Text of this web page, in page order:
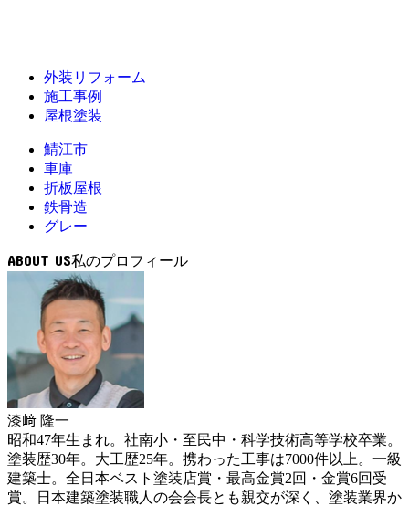
外装リフォーム
施工事例
屋根塗装
鯖江市
車庫
折板屋根
鉄骨造
グレー
ABOUT US
漆﨑 隆一
昭和47年生まれ。社南小・至民中・科学技術高等学校卒業。
塗装歴30年。大工歴25年。携わった工事は7000件以上。一級
建築士。全日本ベスト塗装店賞・最高金賞2回・金賞6回受
賞。日本建築塗装職人の会会長とも親交が深く、塗装業界か